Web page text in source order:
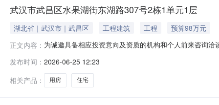
武汉市武昌区水果湖街东湖路307号2栋1单元1层
湖北省｜武汉市｜武昌区 工程建筑 工程
预算98万元
正文内容： 为诚邀具备相应投资意向及资质的机构和个人前来咨询
资产权属清晰且不存在其他纠纷，将会向意向投资人资
条件以司法流程确认为准
发布时间： 2026-06-25 12:23
相关产品：
用房 住宅